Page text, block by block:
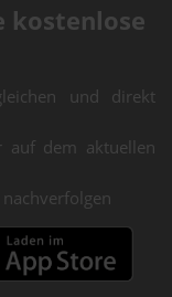
kostenlose
und direkt
auf dem aktuellen